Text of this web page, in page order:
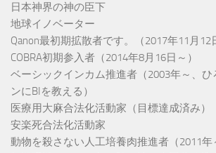
日本神界の神の臣下
地球イノベーター
Qanon最初期拡散者です。（2017年11月12
COBRA初期参入者（2014年8月16日～）
ベーシックインカム推進者（2003年～、
ンにBIを教える）
医療用大麻合法化活動家（目標達成済み）
安楽死合法化活動家
動物を殺さない人工培養肉推進者（2011年